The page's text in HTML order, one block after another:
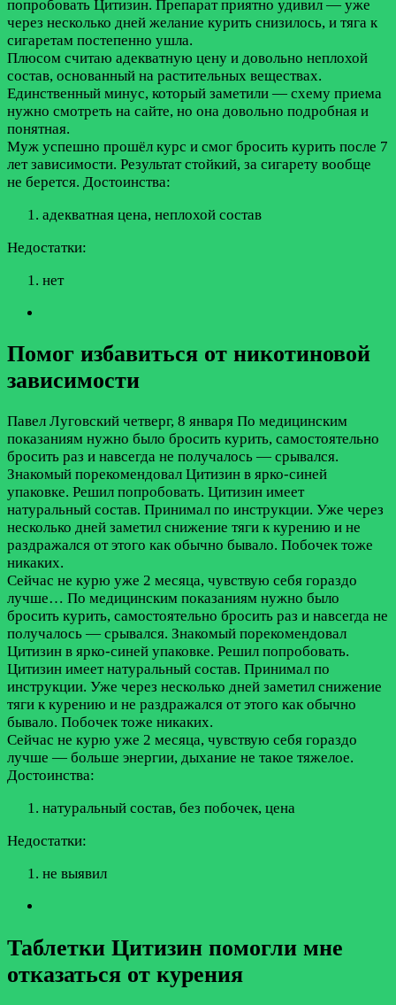
попробовать Цитизин. Препарат приятно удивил — уже
через несколько дней желание курить снизилось, и тяга к
сигаретам постепенно ушла.
Плюсом считаю адекватную цену и довольно неплохой
состав, основанный на растительных веществах.
Единственный минус, который заметили — схему приема
нужно смотреть на сайте, но она довольно подробная и
понятная.
Муж успешно прошёл курс и смог бросить курить после 7
лет зависимости. Результат стойкий, за сигарету вообще
не берется. Достоинства:
адекватная цена, неплохой состав
Недостатки:
нет
Помог избавиться от никотиновой
зависимости
Павел Луговский четверг, 8 января По медицинским
показаниям нужно было бросить курить, самостоятельно
бросить раз и навсегда не получалось — срывался.
Знакомый порекомендовал Цитизин в ярко-синей
упаковке. Решил попробовать. Цитизин имеет
натуральный состав. Принимал по инструкции. Уже через
несколько дней заметил снижение тяги к курению и не
раздражался от этого как обычно бывало. Побочек тоже
никаких.
Сейчас не курю уже 2 месяца, чувствую себя гораздо
лучше… По медицинским показаниям нужно было
бросить курить, самостоятельно бросить раз и навсегда не
получалось — срывался. Знакомый порекомендовал
Цитизин в ярко-синей упаковке. Решил попробовать.
Цитизин имеет натуральный состав. Принимал по
инструкции. Уже через несколько дней заметил снижение
тяги к курению и не раздражался от этого как обычно
бывало. Побочек тоже никаких.
Сейчас не курю уже 2 месяца, чувствую себя гораздо
лучше — больше энергии, дыхание не такое тяжелое.
Достоинства:
натуральный состав, без побочек, цена
Недостатки:
не выявил
Таблетки Цитизин помогли мне
отказаться от курения